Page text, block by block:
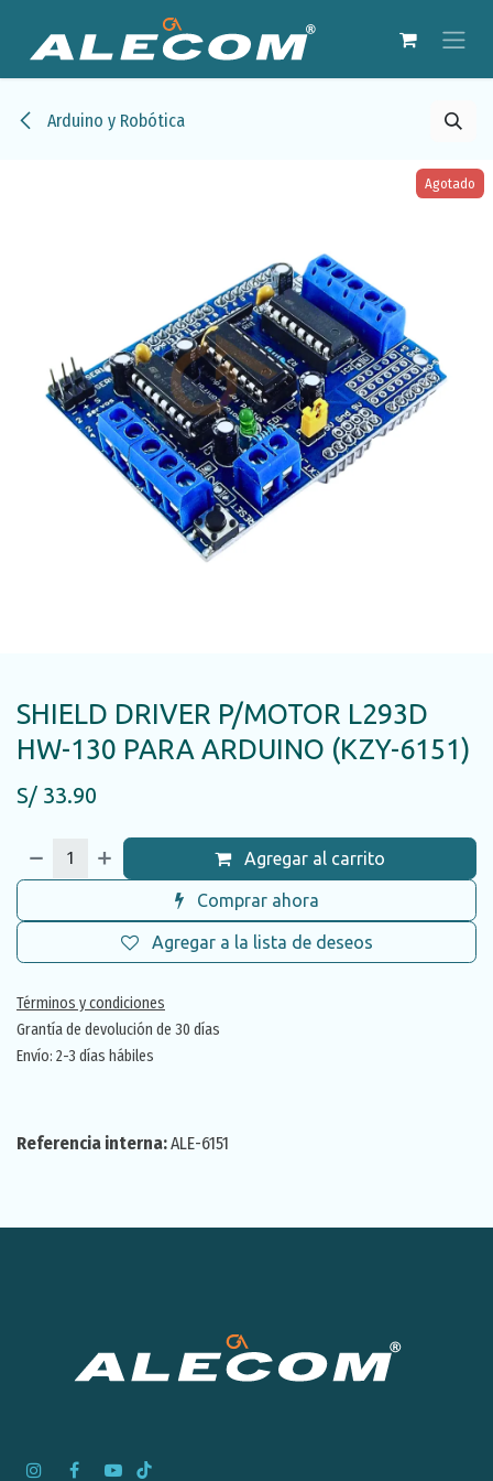
Arduino y Robótica
Agotado
SHIELD DRIVER P/MOTOR L293D
HW-130 PARA ARDUINO (KZY-6151)
S/ 33.90
Agregar al carrito
Comprar ahora
Agregar a la lista de deseos
Términos y condiciones
Grantía de devolución de 30 días
Envío: 2-3 días hábiles
Referencia interna:ALE-6151